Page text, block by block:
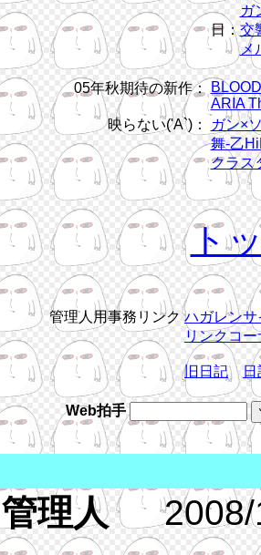
ガ
日： 交
メ
05年秋期待の新作：
ARIA
映らない('A`)：
ガン×
舞-乙
クラス
ト
管理人用事務リンク ハガレンサ
リンクコ
旧日記
Web拍手
管理人2008/